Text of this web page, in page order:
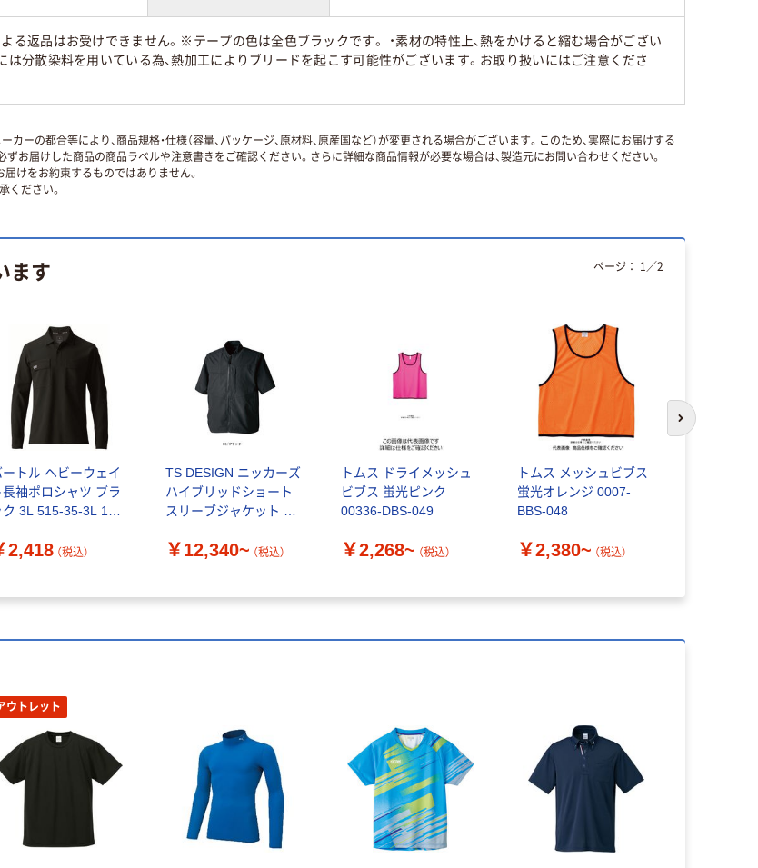
よる返品はお受けできません。※テープの色は全色ブラックです。 ・素材の特性上、熱をかけると縮む場合がござい
は分散染料を用いている為、熱加工によりブリードを起こす可能性がございます。お取り扱いにはご注意くださ
ーの都合等により、商品規格・仕様（容量、パッケージ、原材料、原産国など）が変更される場合がございます。このため、実際にお届けする
お届けした商品の商品ラベルや注意書きをご確認ください。さらに詳細な商品情報が必要な場合は、製造元にお問い合わせください。
届けをお約束するものではありません。
ください。
ます
ートル ヘビーウェイ
長袖ポロシャツ ブラ
ク 3L 515-35-3L 1枚
2,418 （税込）
TS DESIGN ニッカーズ
ハイブリッドショート
スリーブジャケット ブ
￥12,340~ （税込）
トムス ドライメッシュ
ビブス 蛍光ピンク
00336-DBS-049
￥2,268~ （税込）
トムス メッシュビブス
蛍光オレンジ 0007-
BBS-048
￥2,380~ （税込）
ページ： 1 ／2
次のスライド
ウトレット